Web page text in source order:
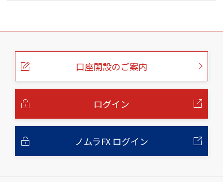
こ
口座開設のご案内
ログイン
ノムラFX ログイン